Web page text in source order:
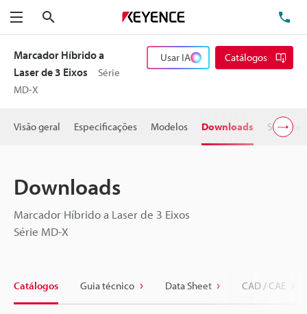
Menu
Marcador Híbrido a
Laser de 3 Eixos
Série
MD-X
Usar IA Catálogos
Visão geral Especificações Modelos Downloads Suporte
Downloads
Marcador Híbrido a Laser de 3 Eixos
Série MD-X
Catálogos Guia técnico Data Sheet CAD / CAE